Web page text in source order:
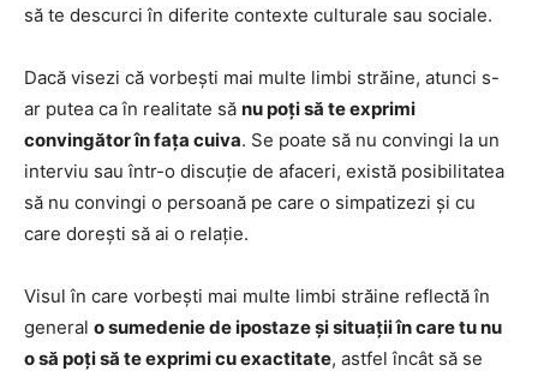
să te descurci în diferite contexte culturale sau sociale.
Dacă visezi că vorbești mai multe limbi străine, atunci s-
ar putea ca în realitate să nu poți să te exprimi
convingător în fața cuiva. Se poate să nu convingi la un
interviu sau într-o discuție de afaceri, există posibilitatea
să nu convingi o persoană pe care o simpatizezi și cu
care dorești să ai o relație.
Visul în care vorbești mai multe limbi străine reflectă în
general o sumedenie de ipostaze și situații în care tu nu
o să poți să te exprimi cu exactitate, astfel încât să se